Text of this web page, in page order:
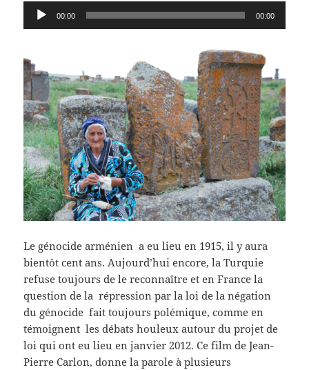
Lecteur
audio
00:00 00:00
Le génocide arménien a eu lieu en 1915, il y aura
bientôt cent ans. Aujourd’hui encore, la Turquie
refuse toujours de le reconnaître et en France la
question de la répression par la loi de la négation
du génocide fait toujours polémique, comme en
témoignent les débats houleux autour du projet de
loi qui ont eu lieu en janvier 2012. Ce film de Jean-
Pierre Carlon, donne la parole à plusieurs